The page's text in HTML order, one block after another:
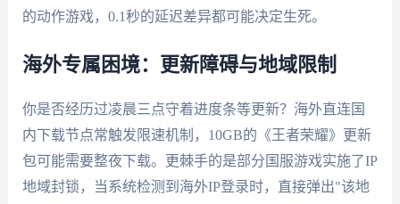
的动作游戏，0.1秒的延迟差异都可能决定生死。
海外专属困境：更新障碍与地域限制
你是否经历过凌晨三点守着进度条等更新？海外直连国
内下载节点常触发限速机制，10GB的《王者荣耀》更新
包可能需要整夜下载。更棘手的是部分国服游戏实施了IP
地域封锁，当系统检测到海外IP登录时，直接弹出"该地